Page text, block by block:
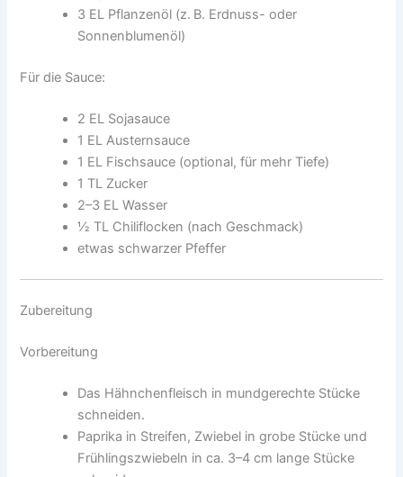
3 EL Pflanzenöl (z. B. Erdnuss- oder
Sonnenblumenöl)
Für die Sauce:
2 EL Sojasauce
1 EL Austernsauce
1 EL Fischsauce (optional, für mehr Tiefe)
1 TL Zucker
2–3 EL Wasser
½ TL Chiliflocken (nach Geschmack)
etwas schwarzer Pfeffer
Zubereitung
Vorbereitung
Das Hähnchenfleisch in mundgerechte Stücke
schneiden.
Paprika in Streifen, Zwiebel in grobe Stücke und
Frühlingszwiebeln in ca. 3–4 cm lange Stücke